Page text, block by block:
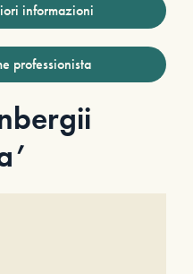
informazioni
professionista